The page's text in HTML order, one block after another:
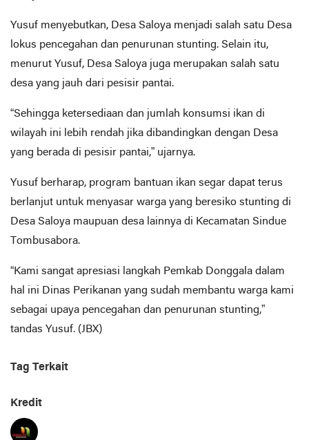
Yusuf menyebutkan, Desa Saloya menjadi salah satu Desa
lokus pencegahan dan penurunan stunting. Selain itu,
menurut Yusuf, Desa Saloya juga merupakan salah satu
desa yang jauh dari pesisir pantai.
“Sehingga ketersediaan dan jumlah konsumsi ikan di
wilayah ini lebih rendah jika dibandingkan dengan Desa
yang berada di pesisir pantai,” ujarnya.
Yusuf berharap, program bantuan ikan segar dapat terus
berlanjut untuk menyasar warga yang beresiko stunting di
Desa Saloya maupuan desa lainnya di Kecamatan Sindue
Tombusabora.
“Kami sangat apresiasi langkah Pemkab Donggala dalam
hal ini Dinas Perikanan yang sudah membantu warga kami
sebagai upaya pencegahan dan penurunan stunting,”
tandas Yusuf. (JBX)
Tag Terkait
Kredit